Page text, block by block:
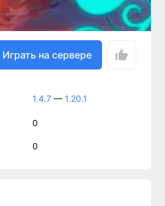
Играть на сервере
1.4.7 — 1.20.1
0
0